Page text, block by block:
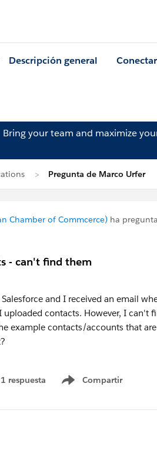
Descripción general Conectar
Bring your team and maximize
Pregunta de Marco Urfer
Chamber of Commcerce) ha
- can't find them
and I received an email
uploaded contacts. However, I can't
example contacts/accounts that
1 respuesta Compartir
Show menu